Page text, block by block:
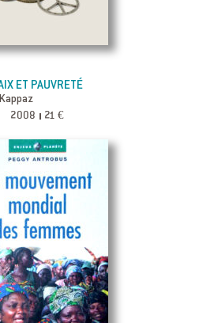
ET PAUVRETÉ
2008 21 €